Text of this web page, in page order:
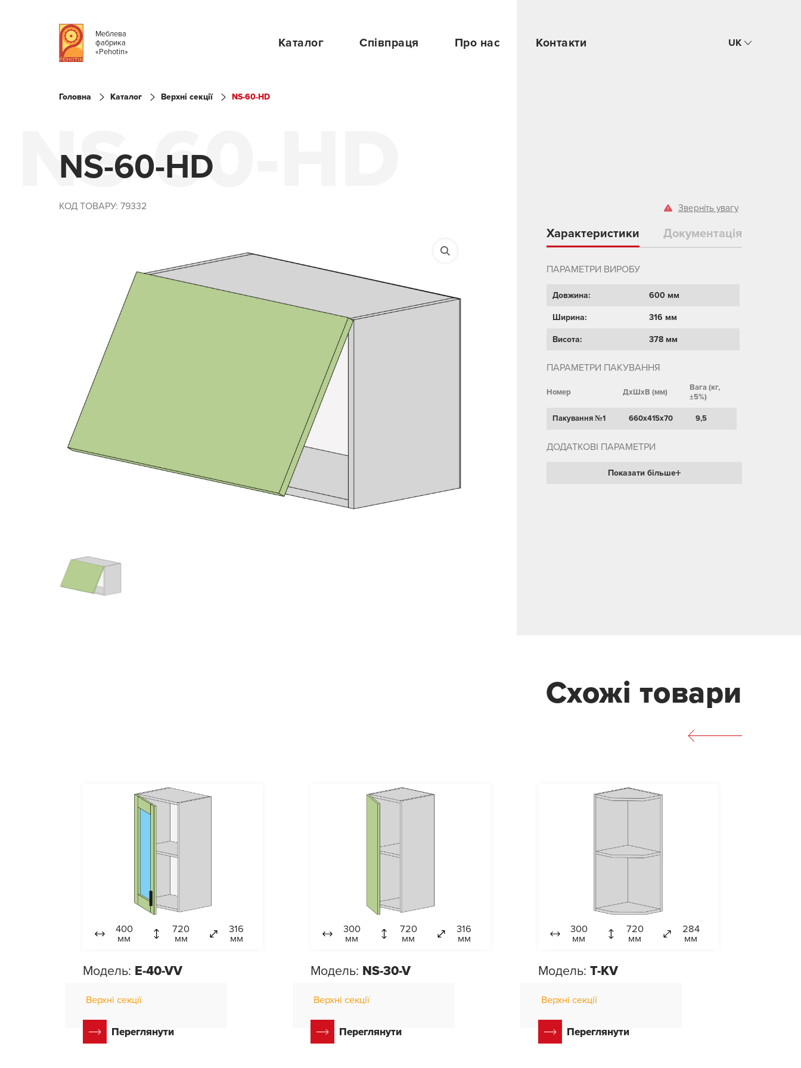
Меблева
фабрика
«Pehotin»
Каталог Співпраця Про нас Контакти UK
Головна Каталог Верхні секції NS-60-HD
NS-60-HD
NS-60-HD
КОД ТОВАРУ: 79332 Зверніть увагу
Характеристики Документація
ПАРАМЕТРИ ВИРОБУ
Довжина: 600 мм
Ширина: 316 мм
Висота: 378 мм
ПАРАМЕТРИ ПАКУВАННЯ
Номер ДхШхВ (мм)
Вага (кг,
±5%)
Пакування №1 660х415х70 9,5
ДОДАТКОВІ ПАРАМЕТРИ
Показати більше
Схожі товари
400
мм
720
мм
316
мм
Модель: E-40-VV
Верхні секції
Переглянути
300
мм
720
мм
316
мм
Модель: NS-30-V
Верхні секції
Переглянути
300
мм
720
мм
284
мм
Модель: T-KV
Верхні секції
Переглянути